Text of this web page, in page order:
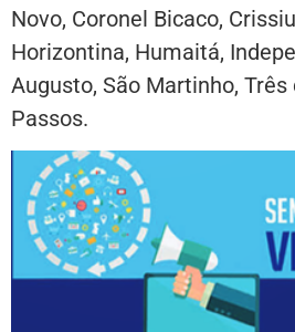
Novo, Coronel Bicaco,
Horizontina, Humaitá,
Augusto, São Martinho, Três
Passos.